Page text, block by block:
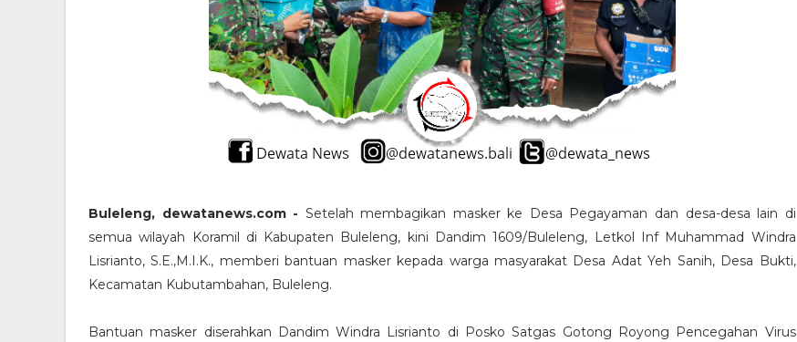
Buleleng, dewatanews.com - Setelah membagikan masker ke Desa Pegayaman dan desa-desa lain di
semua wilayah Koramil di Kabupaten Buleleng, kini Dandim 1609/Buleleng, Letkol Inf Muhammad Windra
Lisrianto, S.E.,M.I.K., memberi bantuan masker kepada warga masyarakat Desa Adat Yeh Sanih, Desa Bukti,
Kecamatan Kubutambahan, Buleleng.
Bantuan masker diserahkan Dandim Windra Lisrianto di Posko Satgas Gotong Royong Pencegahan Virus